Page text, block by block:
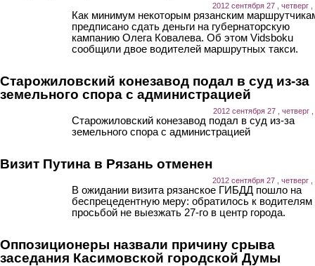
2012 сентября 27 , четверг ,
Как минимум некоторым рязанским
предписано сдать деньги на губернаторскую
кампанию Олега Ковалева. Об этом Vidsboku
сообщили двое водителей маршрутных такси.
Старожиловский конезавод подал в суд из-за
земельного спора с администрацией
2012 сентября 27 , четверг ,
Старожиловский конезавод подал в суд из-за
земельного спора с администрацией
Визит Путина в Рязань отменен
2012 сентября 27 , четверг ,
В ожидании визита рязанское ГИБДД пошло на
беспрецедентную меру: обратилось к водителям
просьбой не выезжать 27-го в центр города.
Оппозиционеры назвали причину срыва
заседания Касимовской городской Думы